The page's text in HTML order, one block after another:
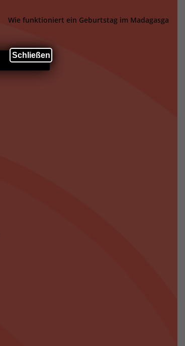
Wie funktioniert ein Geburtstag im Madagasga
Schließen